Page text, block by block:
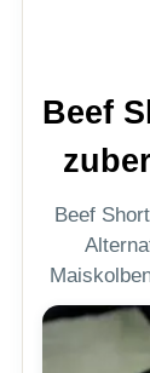
Beef
Beef